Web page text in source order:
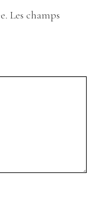
Les champs